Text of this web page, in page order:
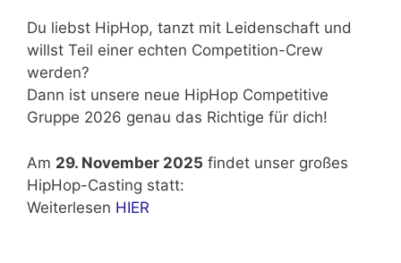
Du liebst HipHop, tanzt mit Leidenschaft und
willst Teil einer echten Competition-Crew
werden?
Dann ist unsere neue HipHop Competitive
Gruppe 2026 genau das Richtige für dich!
Am 29. November 2025 findet unser großes
HipHop-Casting statt:
Weiterlesen HIER